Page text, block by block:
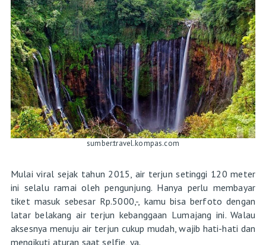
sumber:travel.kompas.com
Mulai viral sejak tahun 2015, air terjun setinggi 120 meter
ini selalu ramai oleh pengunjung. Hanya perlu membayar
tiket masuk sebesar Rp.5000,-, kamu bisa berfoto dengan
latar belakang air terjun kebanggaan Lumajang ini. Walau
aksesnya menuju air terjun cukup mudah, wajib hati-hati dan
mengikuti aturan saat selfie, ya.